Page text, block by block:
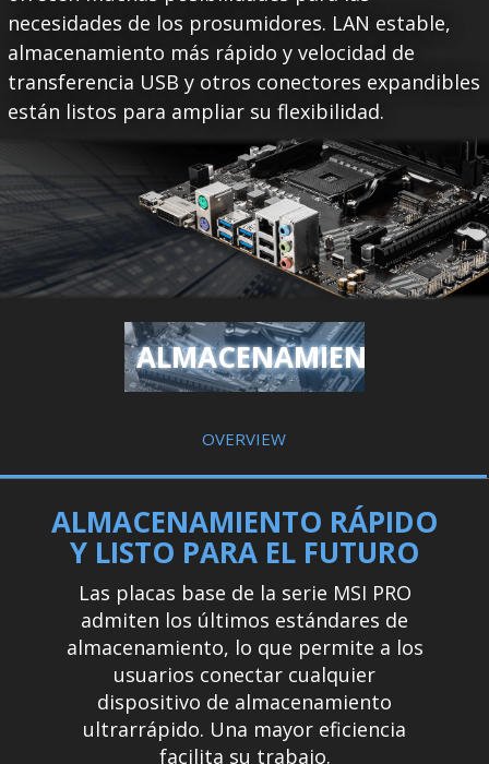
necesidades de los prosumidores. LAN estable,
almacenamiento más rápido y velocidad de
transferencia USB y otros conectores expandibles
están listos para ampliar su flexibilidad.
ALMACENAMIENTO
OVERVIEW
ALMACENAMIENTO RÁPIDO
Y LISTO PARA EL FUTURO
Las placas base de la serie MSI PRO
admiten los últimos estándares de
almacenamiento, lo que permite a los
usuarios conectar cualquier
dispositivo de almacenamiento
ultrarrápido. Una mayor eficiencia
facilita su trabajo.